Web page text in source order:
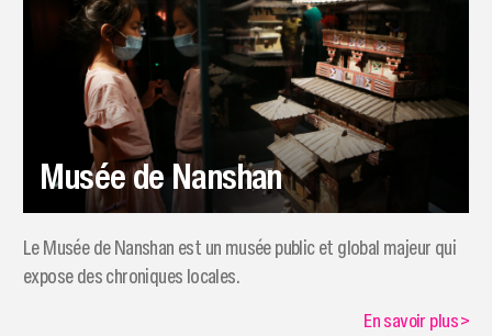
Musée de Nanshan
Le Musée de Nanshan est un musée public et global majeur qui
expose des chroniques locales.
En savoir plus>